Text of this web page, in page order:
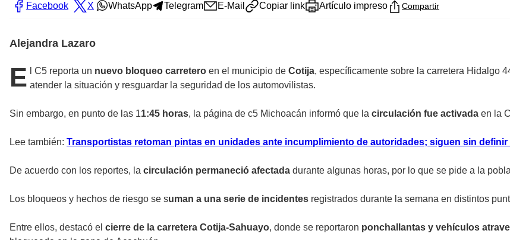
Facebook X WhatsApp Telegram E-Mail Copiar link Artículo impreso Compartir
Alejandra Lazaro
E l C5 reporta un nuevo bloqueo carretero en el municipio de Cotija, específicamente sobre la carretera Hidalgo
atender la situación y resguardar la seguridad de los automovilistas.
Sin embargo, en punto de las 11:45 horas, la página de c5 Michoacán informó que la circulación fue activada en la
Lee también: Transportistas retoman pintas en unidades ante incumplimiento de autoridades; siguen sin
De acuerdo con los reportes, la circulación permaneció afectada durante algunas horas, por lo que se pide a la
Los bloqueos y hechos de riesgo se suman a una serie de incidentes registrados durante la semana en distintos
Entre ellos, destacó el cierre de la carretera Cotija-Sahuayo, donde se reportaron ponchallantas y vehículos